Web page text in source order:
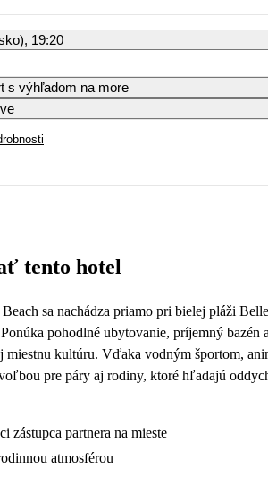
PO UT ST ŠT PI SO
2 720 2 182
2 117
19:20
Izba comfort s výhľadom na more
tento hotel
sa nachádza priamo pri bielej pláži
pohodlné ubytovanie, príjemný bazén
miestnu kultúru. Vďaka vodným športom,
pre páry aj rodiny, ktoré hľadajú
zástupca partnera na mieste
atmosférou